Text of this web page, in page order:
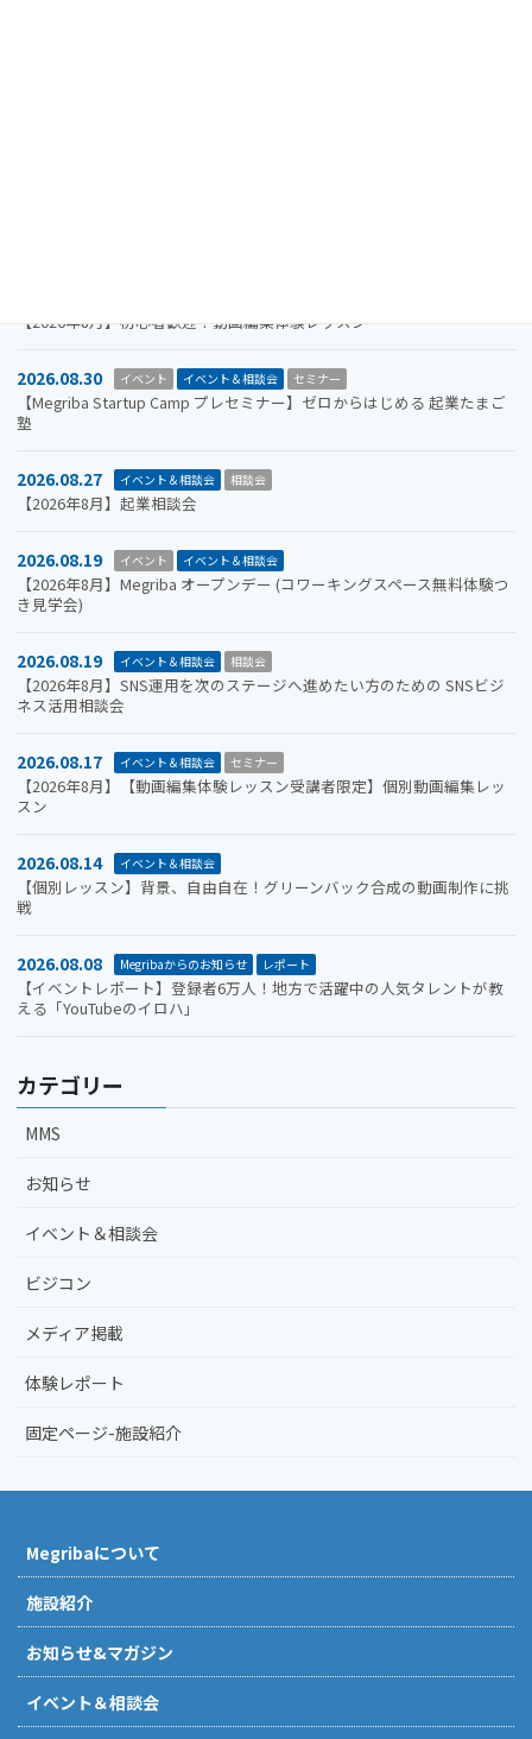
【2026年8月】初心者歓迎！動画編集体験レッスン
2026.08.30 イベント イベント＆相談会 セミナー
【Megriba Startup Camp プレセミナー】ゼロからはじめる 起業たまご
塾
2026.08.27 イベント＆相談会 相談会
【2026年8月】起業相談会
2026.08.19 イベント イベント＆相談会
【2026年8月】Megriba オープンデー (コワーキングスペース無料体験つ
き見学会)
2026.08.19 イベント＆相談会 相談会
【2026年8月】SNS運用を次のステージへ進めたい方のための SNSビジ
ネス活用相談会
2026.08.17 イベント＆相談会 セミナー
【2026年8月】【動画編集体験レッスン受講者限定】個別動画編集レッ
スン
2026.08.14 イベント＆相談会
【個別レッスン】背景、自由自在！グリーンバック合成の動画制作に挑
戦
2026.08.08 Megribaからのお知らせ レポート
【イベントレポート】登録者6万人！地方で活躍中の人気タレントが教
える「YouTubeのイロハ」
カテゴリー
MMS
お知らせ
イベント＆相談会
ビジコン
メディア掲載
体験レポート
固定ページ-施設紹介
Megribaについて
施設紹介
お知らせ&マガジン
イベント＆相談会